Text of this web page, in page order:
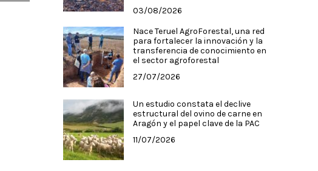
03/08/2026
Nace Teruel AgroForestal, una red
para fortalecer la innovación y la
transferencia de conocimiento en
el sector agroforestal
27/07/2026
Un estudio constata el declive
estructural del ovino de carne en
Aragón y el papel clave de la PAC
11/07/2026